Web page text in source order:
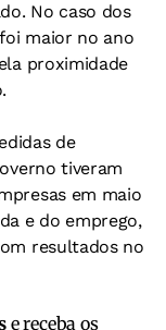
No caso dos
maior no ano
proximidade
de
tiveram
em maio
e do emprego,
resultados no
e receba os